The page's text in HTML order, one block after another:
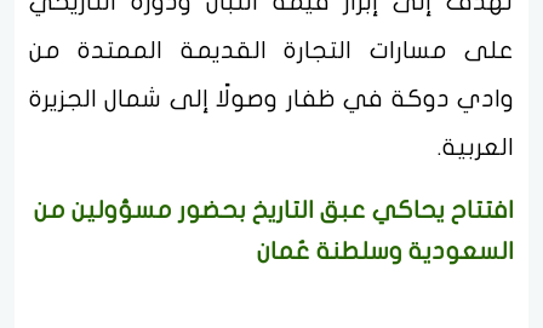
على مسارات التجارة القديمة الممتدة من
وادي دوكة في ظفار وصولًا إلى شمال الجزيرة
العربية.
افتتاح يحاكي عبق التاريخ بحضور مسؤولين من
السعودية وسلطنة عُمان